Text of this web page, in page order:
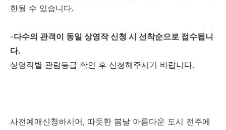
한될 수 있습니다.
-다수의 관객이 동일 상영작 신청 시 선착순으로 접수됩니
다.
상영작별 관람등급 확인 후 신청해주시기 바랍니다.
사전예매신청하시어, 따듯한 봄날 아름다운 도시 전주에